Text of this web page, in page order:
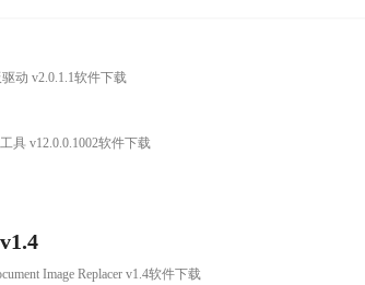
动 v2.0.1.1软件下载
具 v12.0.0.1002软件下载
Image Replacer v1.4软件下载